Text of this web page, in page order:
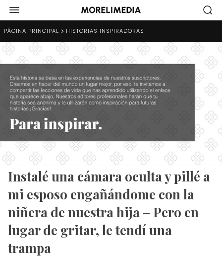
PÁGINA PRINCIPAL HISTORIAS INSPIRADORAS
Instalé una cámara oculta y pillé a
mi esposo engañándome con la
niñera de nuestra hija – Pero en
lugar de gritar, le tendí una
trampa